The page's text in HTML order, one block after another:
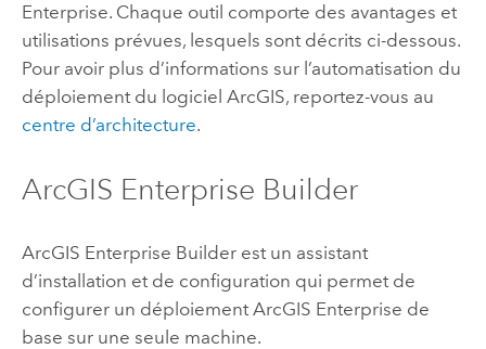
Enterprise. Chaque outil comporte des avantages et
utilisations prévues, lesquels sont décrits ci-dessous.
Pour avoir plus d’informations sur l’automatisation du
déploiement du logiciel ArcGIS, reportez-vous au
centre d’architecture.
ArcGIS Enterprise Builder
ArcGIS Enterprise Builderest un assistant
d’installation et de configuration qui permet de
configurer un déploiement ArcGIS Enterprise de
base sur une seule machine.